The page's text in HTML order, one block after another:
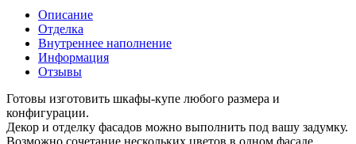
Описание
Отделка
Внутреннее наполнение
Информация
Отзывы
Готовы изготовить шкафы-купе любого размера и
конфигурации.
Декор и отделку фасадов можно выполнить под вашу задумку.
Возможно сочетание нескольких цветов в одном фасаде.